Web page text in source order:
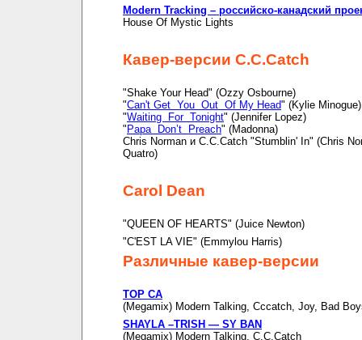
Modern Tracking – российско-канадский
House Of Mystic Lights
Кавер-версии C.C.Catch
"Shake Your Head" (Ozzy Osbourne)
"Can't Get You Out Of My Head" (Kylie Minogue)
"Waiting For Tonight" (Jennifer Lopez)
" Papa Don’t Preach" (Madonna)
Chris Norman и C.C.Catch "Stumblin' In" (Chris
Quatro)
Carol Dean
"QUEEN OF HEARTS" (Juice Newton)
"C'EST LA VIE" (Emmylou Harris)
Различные кавер-версии
TOP CA
(Megamix) Modern Talking, Cccatch, Joy, Bad
SHAYLA –TRISH — SY BAN
(Megamix) Modern Talking, C.C.Catch